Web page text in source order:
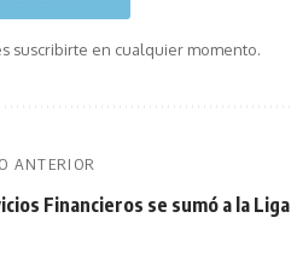
suscribirte en cualquier momento.
ANTERIOR
Financieros se sumó a la Liga